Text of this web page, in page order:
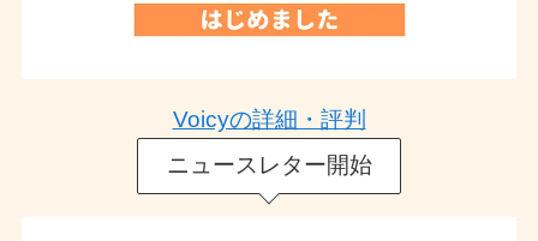
Voicyの詳細・評判
ニュースレター開始